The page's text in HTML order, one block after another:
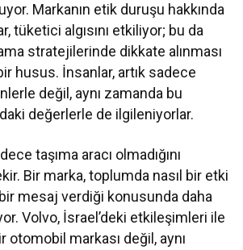
Markanın etik duruşu hakkında
tüketici algısını etkiliyor; bu da
stratejilerinde dikkate alınması
husus. İnsanlar, artık sadece
değil, aynı zamanda bu
değerlerle de ilgileniyorlar.
taşıma aracı olmadığını
Bir marka, toplumda nasıl bir etki
bir mesaj verdiği konusunda daha
Volvo, İsrael’deki etkileşimleri ile
otomobil markası değil, aynı